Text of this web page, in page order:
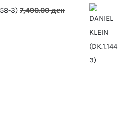
3) 7,490.00ден